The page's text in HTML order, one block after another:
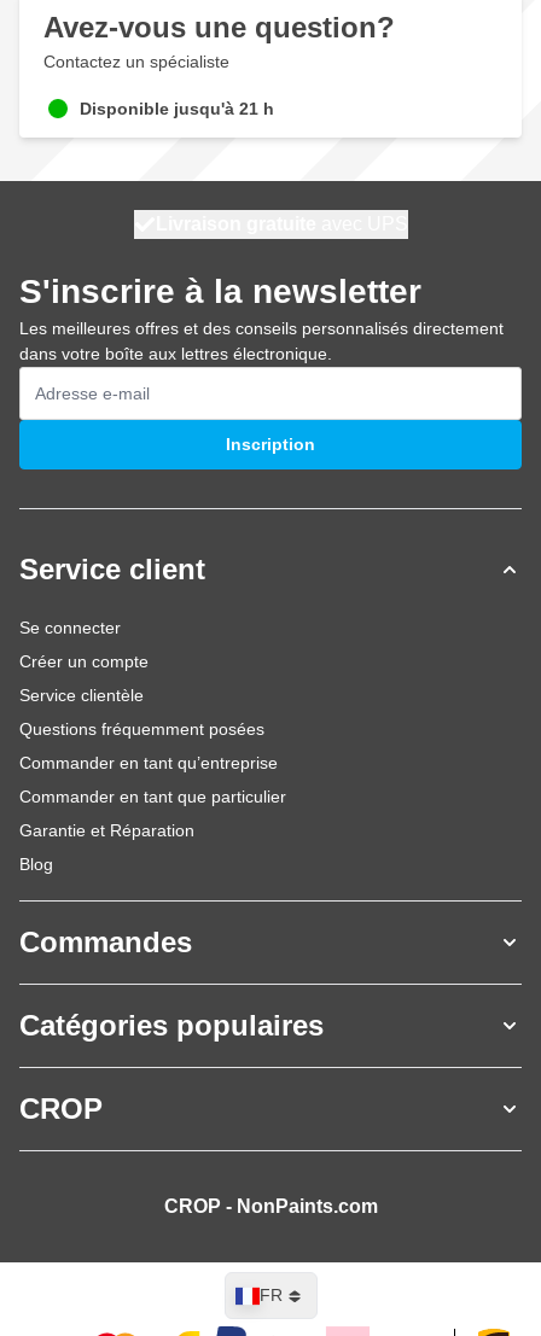
Avez-vous une question?
Contactez un spécialiste
Disponible jusqu'à 21 h
S'inscrire à la newsletter
Les meilleures offres et des conseils personnalisés directement
dans votre boîte aux lettres électronique.
Adresse mail
Inscription
Service client
Se connecter
Créer un compte
Service clientèle
Questions fréquemment posées
Commander en tant qu’entreprise
Commander en tant que particulier
Garantie et Réparation
Blog
Commandes
Catégories populaires
CROP
CROP - NonPaints.com
Langue
FR